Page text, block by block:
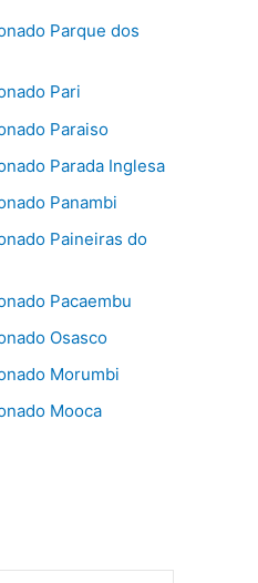
Parque dos
Pari
Paraiso
Parada Inglesa
Panambi
Paineiras do
Pacaembu
Osasco
Morumbi
Mooca